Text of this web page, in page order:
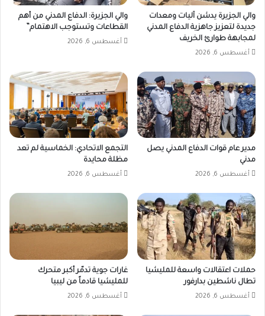
والي الجزيرة يدشن آليات ومعدات
جديدة لتعزيز جاهزية الدفاع المدني
لمجابهة طوارئ الخريف
أغسطس 6, 2026
والي الجزيرة: الدفاع المدني من أهم
القطاعات وتستوجب الاهتمام”
أغسطس 6, 2026
مدير عام قوات الدفاع المدني يصل
مدني
أغسطس 6, 2026
التجمع الاتحادي: الخماسية لم تعد
مظلة محايدة
أغسطس 6, 2026
حملات اعتقالات واسعة للمليشيا
تطال ناشطين بدارفور
أغسطس 6, 2026
غارات جوية تدمّر أكبر متحرك
للمليشيا قادماً من ليبيا
أغسطس 6, 2026